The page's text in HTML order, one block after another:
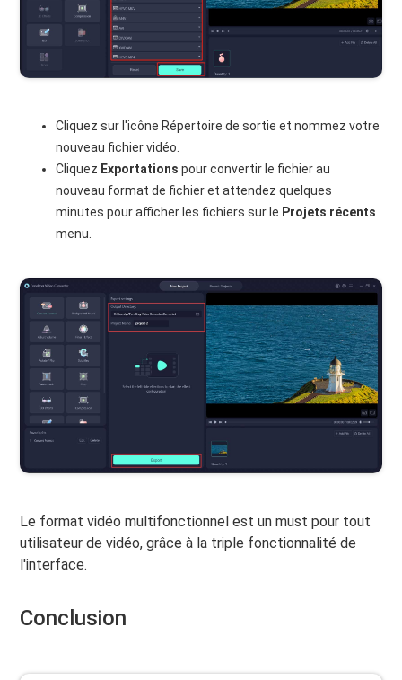
Cliquez sur l'icône Répertoire de sortie et nommez votre
nouveau fichier vidéo.
Cliquez Exportations pour convertir le fichier au
nouveau format de fichier et attendez quelques
minutes pour afficher les fichiers sur le Projets récents
menu.
Le format vidéo multifonctionnel est un must pour tout
utilisateur de vidéo, grâce à la triple fonctionnalité de
l'interface.
Conclusion